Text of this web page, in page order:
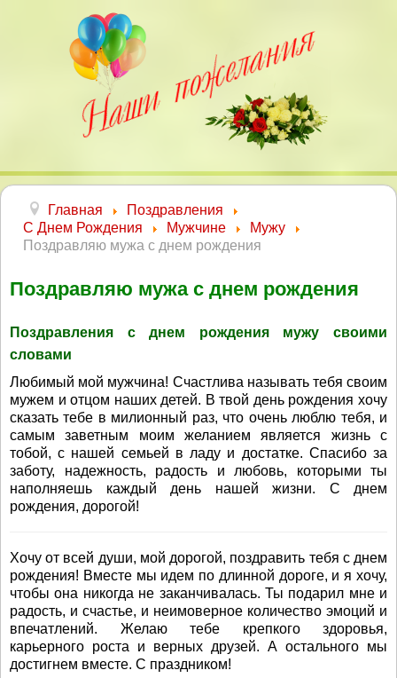
Главная
Поздравления
С Днем Рождения
Мужчине
Мужу
Поздравляю мужа с днем рождения
Поздравляю мужа с днем рождения
Поздравления с днем рождения мужу своими
словами
Любимый мой мужчина! Счастлива называть тебя своим
мужем и отцом наших детей. В твой день рождения хочу
сказать тебе в милионный раз, что очень люблю тебя, и
самым заветным моим желанием является жизнь с
тобой, с нашей семьей в ладу и достатке. Спасибо за
заботу, надежность, радость и любовь, которыми ты
наполняешь каждый день нашей жизни. С днем
рождения, дорогой!
Хочу от всей души, мой дорогой, поздравить тебя с днем
рождения! Вместе мы идем по длинной дороге, и я хочу,
чтобы она никогда не заканчивалась. Ты подарил мне и
радость, и счастье, и неимоверное количество эмоций и
впечатлений. Желаю тебе крепкого здоровья,
карьерного роста и верных друзей. А остального мы
достигнем вместе. С праздником!